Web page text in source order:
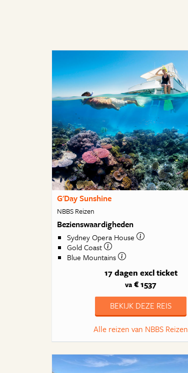
G'Day Sunshine
NBBS Reizen
Bezienswaardigheden
Sydney Opera House
Gold Coast
Blue Mountains
17 dagen excl ticket
va € 1537
BEKIJK DEZE REIS
Alle reizen van NBBS Reizen